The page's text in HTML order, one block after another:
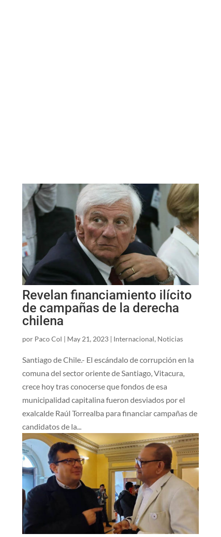
Revelan financiamiento ilícito
de campañas de la derecha
chilena
por Paco Col | May 21, 2023| Internacional, Noticias
Santiago de Chile.- El escándalo de corrupción en la
comuna del sector oriente de Santiago, Vitacura,
crece hoy tras conocerse que fondos de esa
municipalidad capitalina fueron desviados por el
exalcalde Raúl Torrealba para financiar campañas de
candidatos de la...